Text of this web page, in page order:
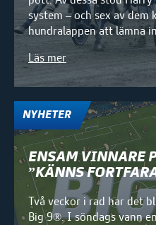
system – och sex av dem
hundralappen att lämna
Läs mer
NYHETER
ENSAM VINNARE
”KÄNNS
Två veckor i rad har det
Big 9®. I söndags vann